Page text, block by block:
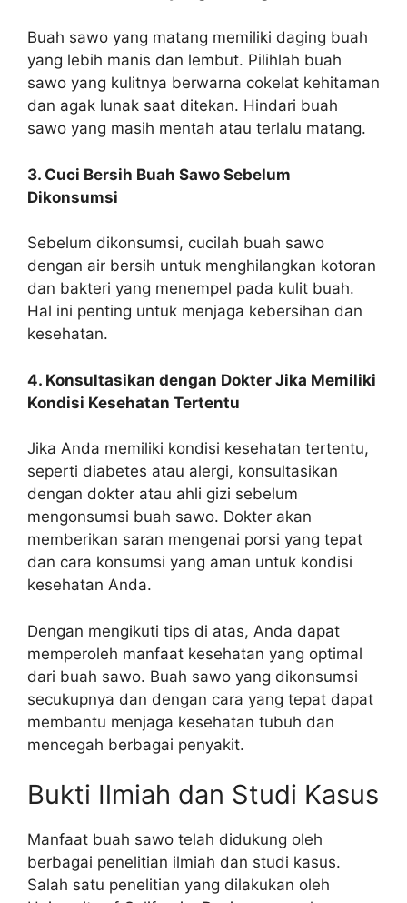
Buah sawo yang matang memiliki daging buah
yang lebih manis dan lembut. Pilihlah buah
sawo yang kulitnya berwarna cokelat kehitaman
dan agak lunak saat ditekan. Hindari buah
sawo yang masih mentah atau terlalu matang.
3. Cuci Bersih Buah Sawo Sebelum
Dikonsumsi
Sebelum dikonsumsi, cucilah buah sawo
dengan air bersih untuk menghilangkan kotoran
dan bakteri yang menempel pada kulit buah.
Hal ini penting untuk menjaga kebersihan dan
kesehatan.
4. Konsultasikan dengan Dokter Jika Memiliki
Kondisi Kesehatan Tertentu
Jika Anda memiliki kondisi kesehatan tertentu,
seperti diabetes atau alergi, konsultasikan
dengan dokter atau ahli gizi sebelum
mengonsumsi buah sawo. Dokter akan
memberikan saran mengenai porsi yang tepat
dan cara konsumsi yang aman untuk kondisi
kesehatan Anda.
Dengan mengikuti tips di atas, Anda dapat
memperoleh manfaat kesehatan yang optimal
dari buah sawo. Buah sawo yang dikonsumsi
secukupnya dan dengan cara yang tepat dapat
membantu menjaga kesehatan tubuh dan
mencegah berbagai penyakit.
Bukti Ilmiah dan Studi Kasus
Manfaat buah sawo telah didukung oleh
berbagai penelitian ilmiah dan studi kasus.
Salah satu penelitian yang dilakukan oleh